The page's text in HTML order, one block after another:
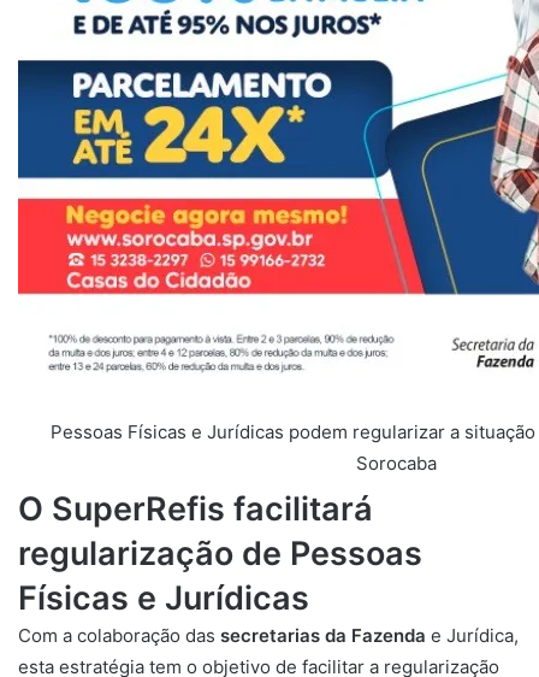
Pessoas Físicas e Jurídicas podem regularizar a
Sorocaba
O SuperRefis facilitará
regularização de Pessoas
Físicas e Jurídicas
Com a colaboração das secretarias da Fazenda e Jurídica,
esta estratégia tem o objetivo de facilitar a regularização